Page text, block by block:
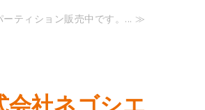
ティション販売中です。... ≫